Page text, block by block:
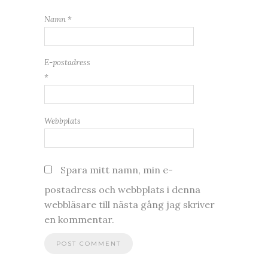
Namn *
E-postadress
*
Webbplats
Spara mitt namn, min e-
postadress och webbplats i denna
webbläsare till nästa gång jag skriver
en kommentar.